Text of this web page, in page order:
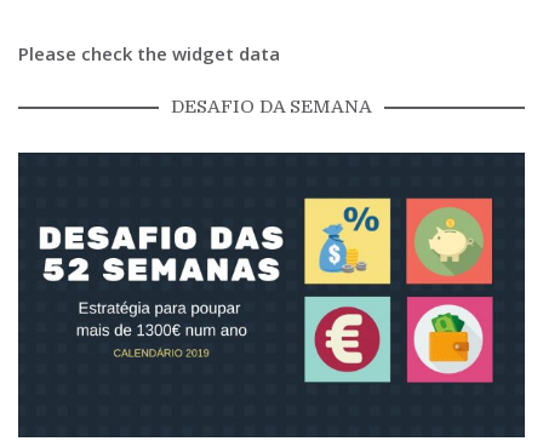
Please check the widget data
DESAFIO DA SEMANA